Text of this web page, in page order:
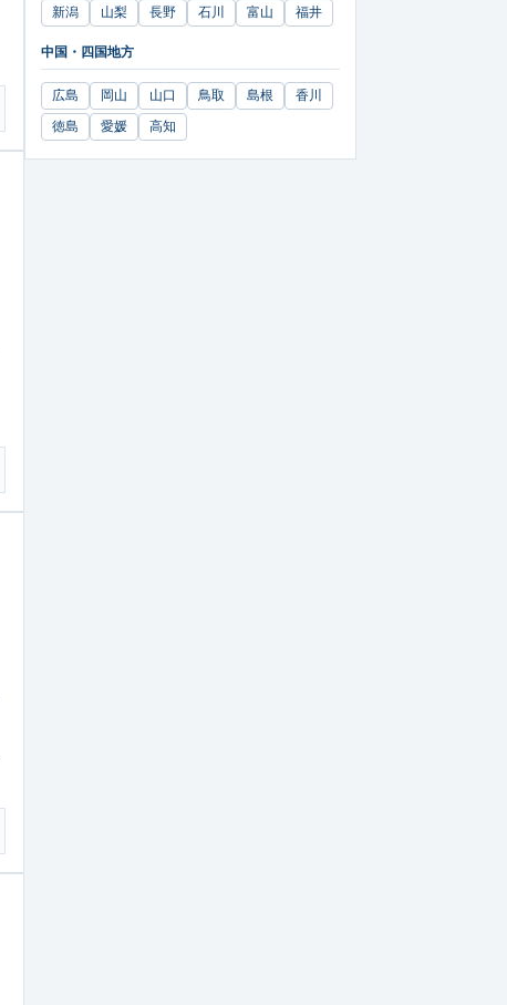
新潟 山梨 長野 石川 富山 福井
中国・四国地方
広島 岡山 山口 鳥取 島根
香川
徳島
愛媛 高知